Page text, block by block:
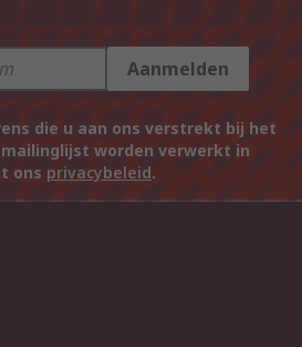
Aanmelden
die u aan ons verstrekt bij het
worden verwerkt in
ons privacybeleid.